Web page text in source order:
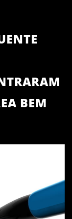
BEM